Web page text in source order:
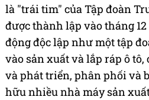
là "trái tim" của Tập đoàn
được thành lập vào tháng
động độc lập như một tập
vào sản xuất và lắp ráp ô
và phát triển, phân phối và
hữu nhiều nhà máy sản